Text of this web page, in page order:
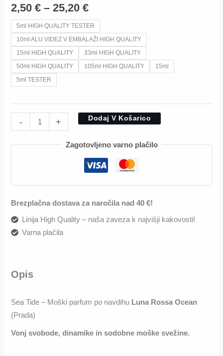
2,50€ – 25,20€
5ml HIGH QUALITY TESTER
10ml ALU VIDEZ V EMBALAŽI HIGH QUALITY
15ml HIGH QUALITY
33ml HIGH QUALITY
50ml HIGH QUALITY
105ml HIGH QUALITY
15ml
5ml TESTER
- + Dodaj V Košarico
Zagotovljeno varno plačilo
Brezplačna dostava za naročila nad 40 €!
Linija High Quality – naša zaveza k najvišji kakovosti!
Varna plačila
Opis
Sea Tide – Moški parfum po navdihu Luna Rossa Ocean
(Prada)
Vonj svobode, dinamike in sodobne moške svežine.